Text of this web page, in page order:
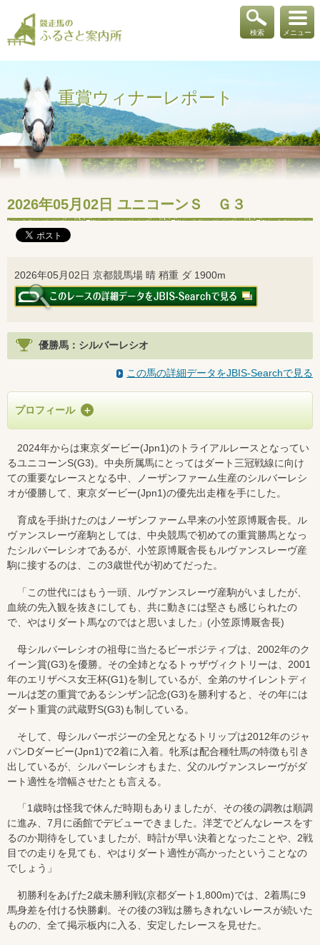
メニュー
検索
重賞ウィナーレポート
2026年05月02日 ユニコーンＳ Ｇ３
2026年05月02日 京都競馬場 晴 稍重 ダ 1900m
優勝馬：シルバーレシオ
この馬の詳細データをJBIS-Searchで見る
プロフィール
2024年からは東京ダービー(Jpn1)のトライアルレースとなってい
るユニコーンS(G3)。中央所属馬にとってはダート三冠戦線に向け
ての重要なレースとなる中、ノーザンファーム生産のシルバーレシ
オが優勝して、東京ダービー(Jpn1)の優先出走権を手にした。
育成を手掛けたのはノーザンファーム早来の小笠原博厩舎長。ル
ヴァンスレーヴ産駒としては、中央競馬で初めての重賞勝馬となっ
たシルバーレシオであるが、小笠原博厩舎長もルヴァンスレーヴ産
駒に接するのは、この3歳世代が初めてだった。
「この世代にはもう一頭、ルヴァンスレーヴ産駒がいましたが、
血統の先入観を抜きにしても、共に動きには堅さも感じられたの
で、やはりダート馬なのではと思いました」(小笠原博厩舎長)
母シルバーレシオの祖母に当たるビーポジティブは、2002年のク
イーン賞(G3)を優勝。その全姉となるトゥザヴィクトリーは、2001
年のエリザベス女王杯(G1)を制しているが、全弟のサイレントディ
ールは芝の重賞であるシンザン記念(G3)を勝利すると、その年には
ダート重賞の武蔵野S(G3)も制している。
そして、母シルバーポジーの全兄となるトリップは2012年のジャ
パンDダービー(Jpn1)で2着に入着。牝系は配合種牡馬の特徴も引き
出しているが、シルバーレシオもまた、父のルヴァンスレーヴがダ
ート適性を増幅させたとも言える。
「1歳時は怪我で休んだ時期もありましたが、その後の調教は順調
に進み、7月に函館でデビューできました。洋芝でどんなレースをす
るのか期待をしていましたが、時計が早い決着となったことや、2戦
目での走りを見ても、やはりダート適性が高かったということなの
でしょう」
初勝利をあげた2歳未勝利戦(京都ダート1,800m)では、2着馬に9
馬身差を付ける快勝劇。その後の3戦は勝ちきれないレースが続いた
ものの、全て掲示板内に入る、安定したレースを見せた。